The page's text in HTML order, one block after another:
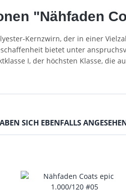
"Nähfaden
Kernzwirn, der in einer
bietet unter
I, der höchsten Klasse, die
SICH EBENFALLS